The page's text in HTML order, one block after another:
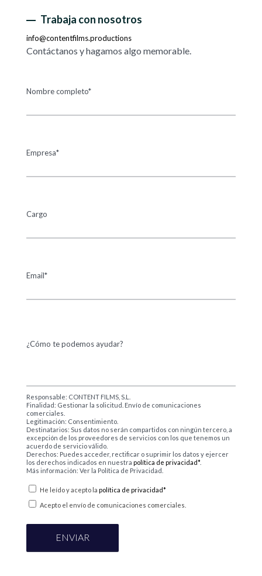
Trabaja con nosotros
info@contentfilms.productions
Contáctanos y hagamos algo memorable.
Nombre completo*
Empresa*
Cargo
Email*
¿Cómo te podemos ayudar?
Responsable: CONTENT FILMS, S.L.
Finalidad: Gestionar la solicitud. Envío de comunicaciones
comerciales.
Legitimación: Consentimiento.
Destinatarios: Sus datos no serán compartidos con ningún tercero, a
excepción de los proveedores de servicios con los que tenemos un
acuerdo de servicio válido.
Derechos: Puedes acceder, rectificar o suprimir los datos y ejercer
los derechos indicados en nuestra política de privacidad*.
Más información: Ver la Política de Privacidad.
He leído y acepto la política de privacidad*
Acepto el envío de comunicaciones comerciales.